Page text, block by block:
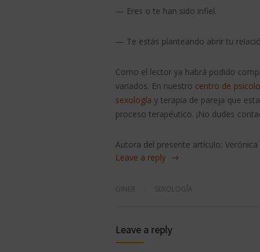
— Eres o te han sido infiel.
— Te estás planteando abrir tu
Como el lector ya habrá podido
variados. En nuestro centro de
sexología y terapia de pareja que
proceso terapéutico. ¡No dudes
Autora del presente artículo:
Leave a reply
GINER SEXOLOGÍA
Leave a reply